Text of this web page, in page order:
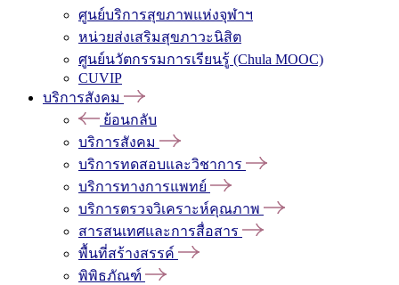
ศูนย์บริการสุขภาพแห่งจุฬาฯ
หน่วยส่งเสริมสุขภาวะนิสิต
ศูนย์นวัตกรรมการเรียนรู้ (Chula MOOC)
CUVIP
บริการสังคม
ย้อนกลับ
บริการสังคม
บริการทดสอบและวิชาการ
บริการทางการแพทย์
บริการตรวจวิเคราะห์คุณภาพ
สารสนเทศและการสื่อสาร
พื้นที่สร้างสรรค์
พิพิธภัณฑ์